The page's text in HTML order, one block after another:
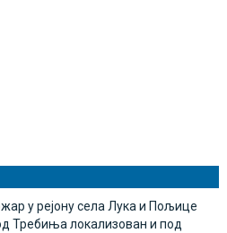
у рејону села Лука и Пољице
Требиња локализован и под